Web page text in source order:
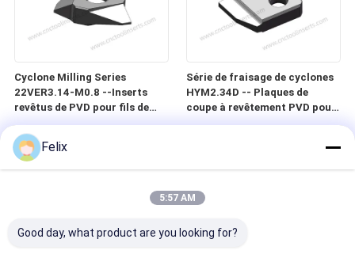
Cyclone Milling Series
22VER3.14-M0.8 --Inserts
revêtus de PVD pour fils de
précision, vers, vis et vis à
billes dans les matériaux
difficiles à usiner
Série de fraisage de cyclones
HYM2.34D -- Plaques de
coupe à revêtement PVD pour
filetages de précision, vis sans
matériaux difficiles à usiner
Felix
5:57 AM
Good day, what product are you looking for?